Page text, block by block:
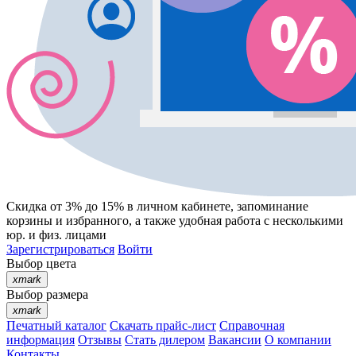
Скидка от 3% до 15% в личном кабинете, запоминание
корзины и избранного, а также удобная работа с несколькими
юр. и физ. лицами
Зарегистрироваться Войти
Выбор цвета
xmark
Выбор размера
xmark
Печатный каталог Скачать прайс-лист Справочная
информация Отзывы Стать дилером Вакансии О компании